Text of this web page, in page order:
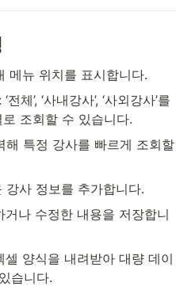
메뉴 위치를 표시합니다.
: ‘전체’, ‘사내강사’, ‘사외강사’를
조회할 수 있습니다.
해 특정 강사를 빠르게 조회할
강사 정보를 추가합니다.
거나 수정한 내용을 저장합니
셀 양식을 내려받아 대량 데이
습니다.